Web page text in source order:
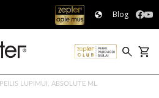
Blog
PEILIS LUPIMUI, ABSOLUTE ML